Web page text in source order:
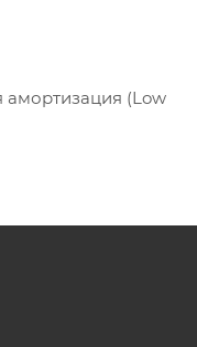
амортизация (Low